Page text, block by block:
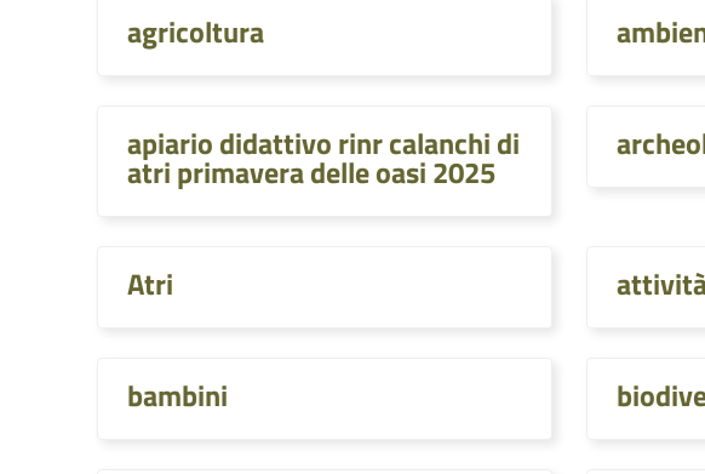
agricoltura
apiario didattivo rinr calanchi di
atri primavera delle oasi 2025
Atri
bambini